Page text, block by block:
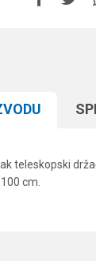
teleskopski
cm.